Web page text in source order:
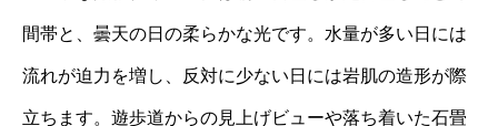
間帯と、曇天の日の柔らかな光です。水量が多い日には
流れが迫力を増し、反対に少ない日には岩肌の造形が際
立ちます。遊歩道からの見上げビューや落ち着いた石畳